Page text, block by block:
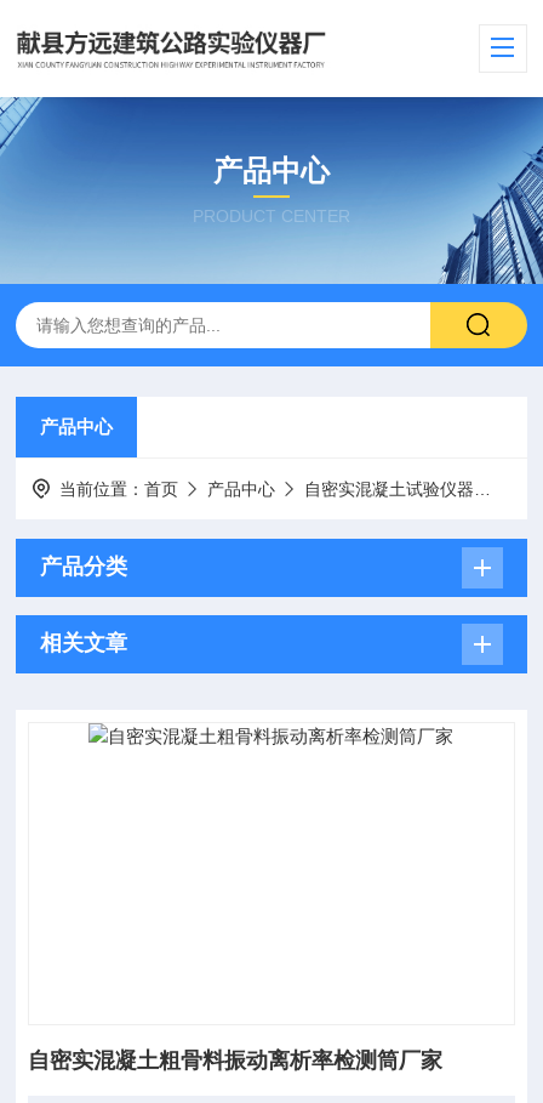
产品中心
PRODUCT CENTER
产品中心
当前位置：首页 产品中心 自密实混凝土试验仪器
产品分类
相关文章
自密实混凝土粗骨料振动离析率检测筒厂家